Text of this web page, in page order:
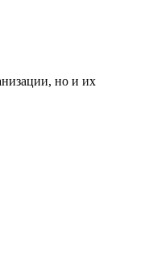
но и их